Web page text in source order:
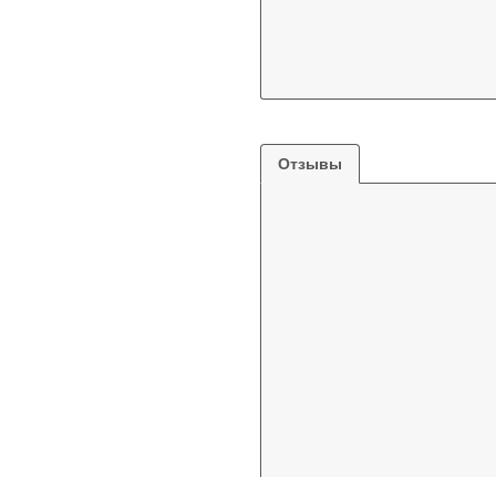
Отзывы